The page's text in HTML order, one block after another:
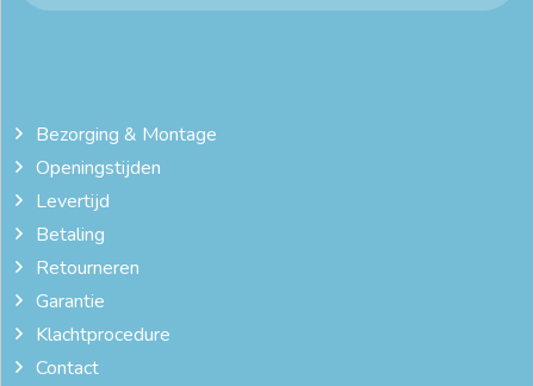
Bezorging & Montage
Openingstijden
Levertijd
Betaling
Retourneren
Garantie
Klachtprocedure
Contact